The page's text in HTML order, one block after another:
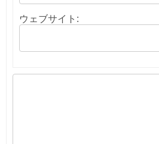
ウェブサイト: